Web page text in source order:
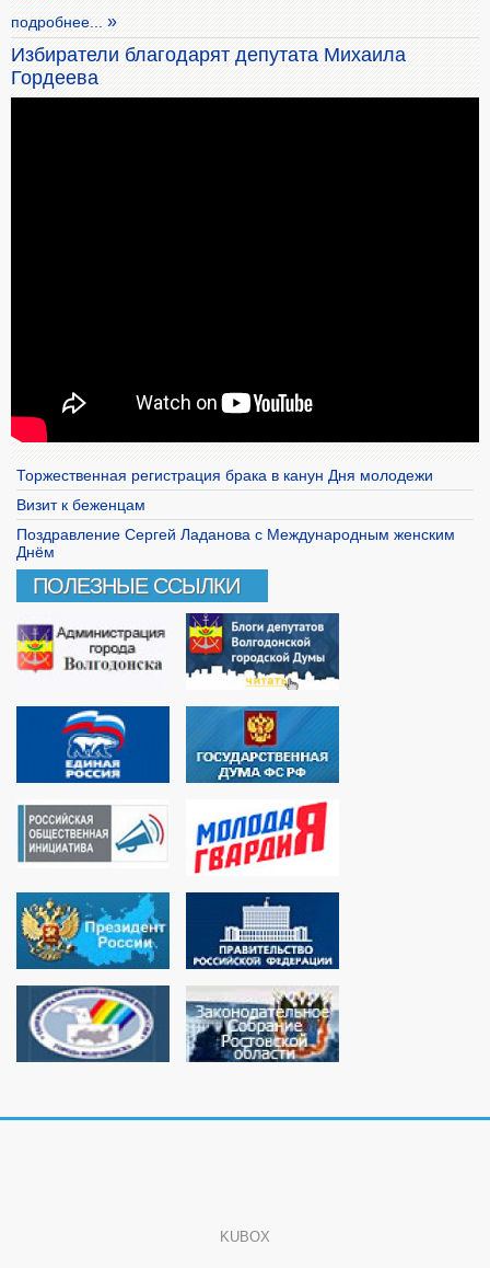
подробнее...
Избиратели благодарят депутата Михаила
Гордеева
Торжественная регистрация брака в канун Дня молодежи
Визит к беженцам
Поздравление Сергей Ладанова с Международным женским
Днём
ПОЛЕЗНЫЕ ССЫЛКИ
KUBOX